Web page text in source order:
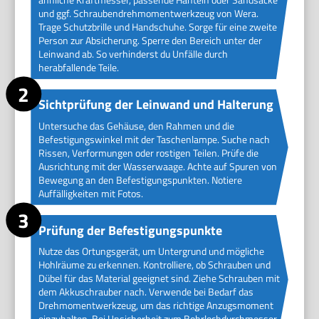
und ggf. Schraubendrehmomentwerkzeug von Wera.
Trage Schutzbrille und Handschuhe. Sorge für eine zweite
Person zur Absicherung. Sperre den Bereich unter der
Leinwand ab. So verhinderst du Unfälle durch
herabfallende Teile.
Sichtprüfung der Leinwand und Halterung
Untersuche das Gehäuse, den Rahmen und die
Befestigungswinkel mit der Taschenlampe. Suche nach
Rissen, Verformungen oder rostigen Teilen. Prüfe die
Ausrichtung mit der Wasserwaage. Achte auf Spuren von
Bewegung an den Befestigungspunkten. Notiere
Auffälligkeiten mit Fotos.
Prüfung der Befestigungspunkte
Nutze das Ortungsgerät, um Untergrund und mögliche
Hohlräume zu erkennen. Kontrolliere, ob Schrauben und
Dübel für das Material geeignet sind. Ziehe Schrauben mit
dem Akkuschrauber nach. Verwende bei Bedarf das
Drehmomentwerkzeug, um das richtige Anzugsmoment